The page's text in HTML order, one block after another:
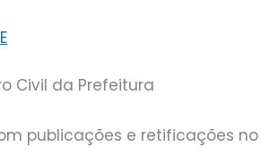
Civil da Prefeitura
publicações e retificações